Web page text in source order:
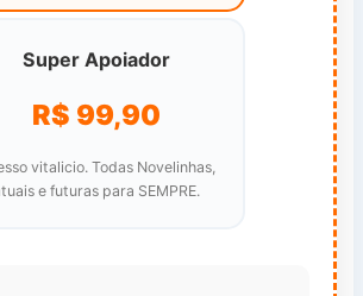
Super Apoiador
R$ 99,90
vitalicio. Todas Novelinhas,
e futuras para SEMPRE.